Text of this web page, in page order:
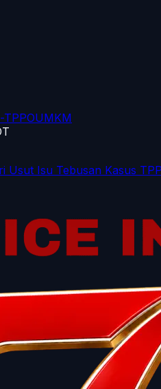
TPPOUMKM
Usut Isu Tebusan Kasus